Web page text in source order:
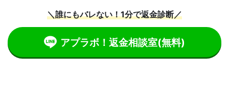
＼誰にもバレない！1分で返金診断／
アプラボ！返金相談室(無料)